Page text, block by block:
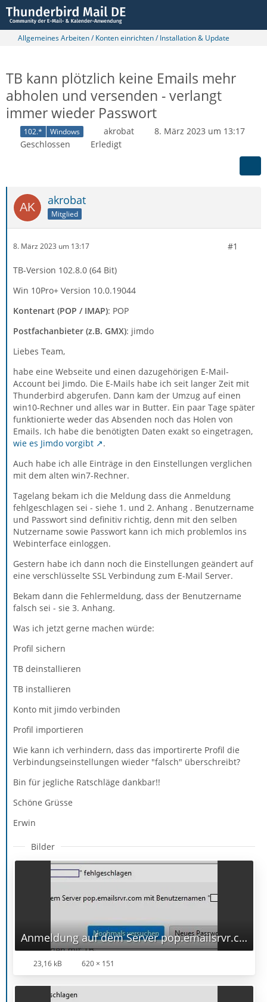
Allgemeines Arbeiten / Konten einrichten / Installation & Update
TB kann plötzlich keine Emails mehr
abholen und versenden - verlangt
immer wieder Passwort
102.* Windows akrobat
8. März 2023 um 13:17
Geschlossen
Erledigt
akrobat
Mitglied
8. März 2023 um 13:17 #1
TB-Version 102.8.0 (64 Bit)
Win 10Pro+ Version 10.0.19044
Kontenart (POP / IMAP): POP
Postfachanbieter (z.B. GMX): jimdo
Liebes Team,
habe eine Webseite und einen dazugehörigen E-Mail-
Account bei Jimdo. Die E-Mails habe ich seit langer Zeit mit
Thunderbird abgerufen. Dann kam der Umzug auf einen
win10-Rechner und alles war in Butter. Ein paar Tage später
funktionierte weder das Absenden noch das Holen von
Emails. Ich habe die benötigten Daten exakt so eingetragen,
wie es Jimdo vorgibt
.
Auch habe ich alle Einträge in den Einstellungen verglichen
mit dem alten win7-Rechner.
Tagelang bekam ich die Meldung dass die Anmeldung
fehlgeschlagen sei - siehe 1. und 2. Anhang . Benutzername
und Passwort sind definitiv richtig, denn mit den selben
Nutzername sowie Passwort kann ich mich problemlos ins
Webinterface einloggen.
Gestern habe ich dann noch die Einstellungen geändert auf
eine verschlüsselte SSL Verbindung zum E-Mail Server.
Bekam dann die Fehlermeldung, dass der Benutzername
falsch sei - sie 3. Anhang.
Was ich jetzt gerne machen würde:
Profil sichern
TB deinstallieren
TB installieren
Konto mit jimdo verbinden
Profil importieren
Wie kann ich verhindern, dass das importirerte Profil die
Verbindungseinstellungen wieder "falsch" überschreibt?
Bin für jegliche Ratschläge dankbar!!
Schöne Grüsse
Erwin
Bilder
Anmeldung auf dem Server pop.emailsrvr.com fehlgeschlagen.JPG
23,16 kB 620 × 151